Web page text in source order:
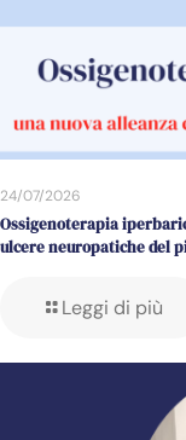
24/07/2026
Ossigenoterapia
ulcere neuropatiche del
Leggi di più